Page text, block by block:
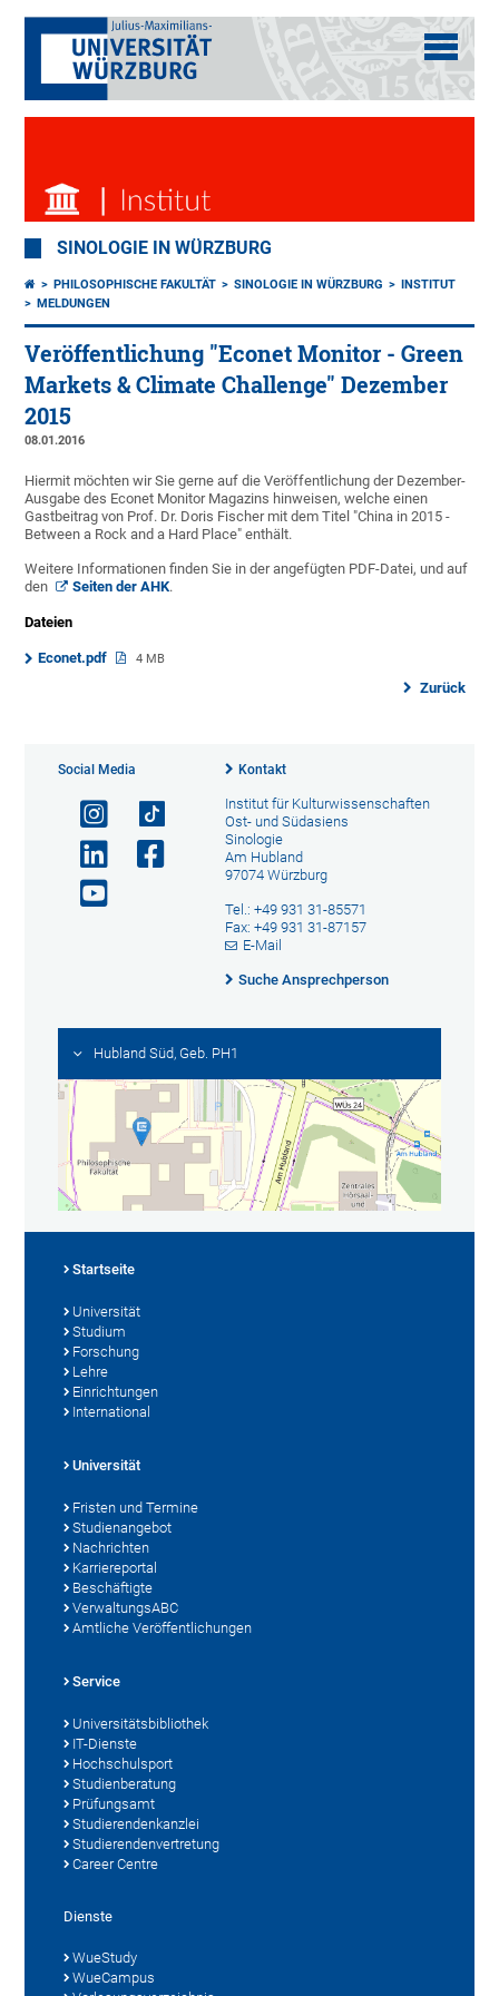
SINOLOGIE IN WÜRZBURG
PHILOSOPHISCHE FAKULTÄT SINOLOGIE IN WÜRZBURG
INSTITUT
MELDUNGEN
Veröffentlichung "Econet Monitor - Green
Markets & Climate Challenge" Dezember
2015
08.01.2016
Hiermit möchten wir Sie gerne auf die Veröffentlichung der Dezember-
Ausgabe des Econet Monitor Magazins hinweisen, welche einen
Gastbeitrag von Prof. Dr. Doris Fischer mit dem Titel "China in 2015 -
Between a Rock and a Hard Place" enthält.
Weitere Informationen finden Sie in der angefügten PDF-Datei, und auf
den
Seiten der AHK.
Dateien
Econet.pdf 4 MB
Zurück
Social Media Kontakt
Institut für Kulturwissenschaften
Ost- und Südasiens
Sinologie
Am Hubland
97074 Würzburg
Tel.: +49 931 31-85571
Fax: +49 931 31-87157
E-Mail
Suche Ansprechperson
Hubland Süd, Geb. PH1
Startseite
Universität
Studium
Forschung
Lehre
Einrichtungen
International
Universität
Fristen und Termine
Studienangebot
Nachrichten
Karriereportal
Beschäftigte
VerwaltungsABC
Amtliche Veröffentlichungen
Service
Universitätsbibliothek
IT-Dienste
Hochschulsport
Studienberatung
Prüfungsamt
Studierendenkanzlei
Studierendenvertretung
Career Centre
Dienste
WueStudy
WueCampus